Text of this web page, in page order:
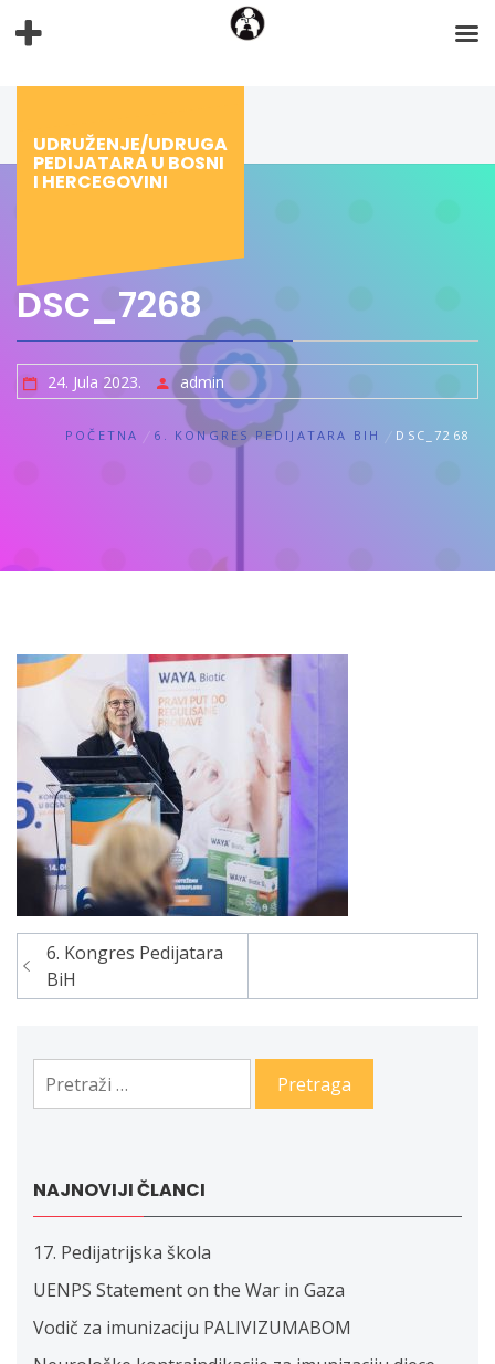
na
UDRUŽENJE/UDRUGA
PEDIJATARA U BOSNI
I HERCEGOVINI
DSC_7268
24. Jula 2023. admin
POČETNA 6. KONGRES PEDIJATARA BIH DSC_7268
Navigacija
članaka
6. Kongres Pedijatara
BiH
Pretraga:
NAJNOVIJI ČLANCI
17. Pedijatrijska škola
UENPS Statement on the War in Gaza
Vodič za imunizaciju PALIVIZUMABOM